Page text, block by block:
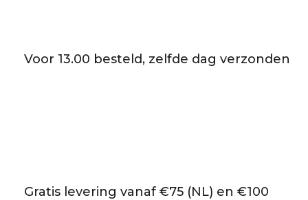
Voor 13.00 besteld, zelfde dag verzonden
Gratis levering vanaf €75 (NL) en €100